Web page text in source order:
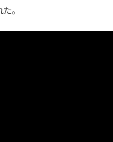
た。